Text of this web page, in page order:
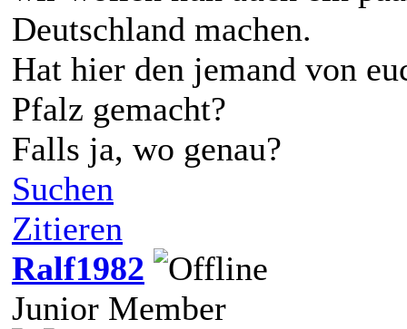
Deutschland machen.
Hat hier den jemand von
Pfalz gemacht?
Falls ja, wo genau?
Suchen
Zitieren
Ralf1982
Junior Member